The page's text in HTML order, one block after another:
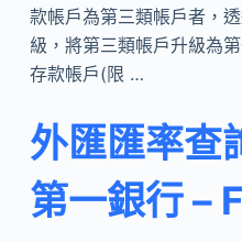
款帳戶為第三類帳戶者，
級，將第三類帳戶升級為
存款帳戶(限 …
外匯匯率查
第一銀行 –